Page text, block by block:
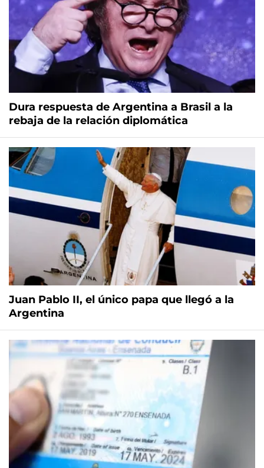
Dura respuesta de Argentina a Brasil a la
rebaja de la relación diplomática
Juan Pablo II, el único papa que llegó a la
Argentina